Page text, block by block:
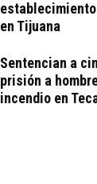
en Tijuana
Sentencian a
prisión a
incendio en